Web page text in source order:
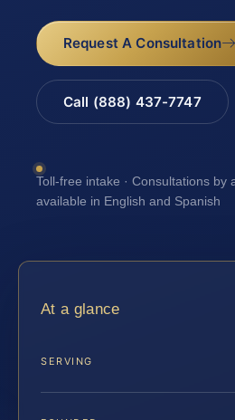
Request A Consultation
Call (888) 437-7747
Toll-free intake · Consultations by
available in English and Spanish
At a glance
SERVING